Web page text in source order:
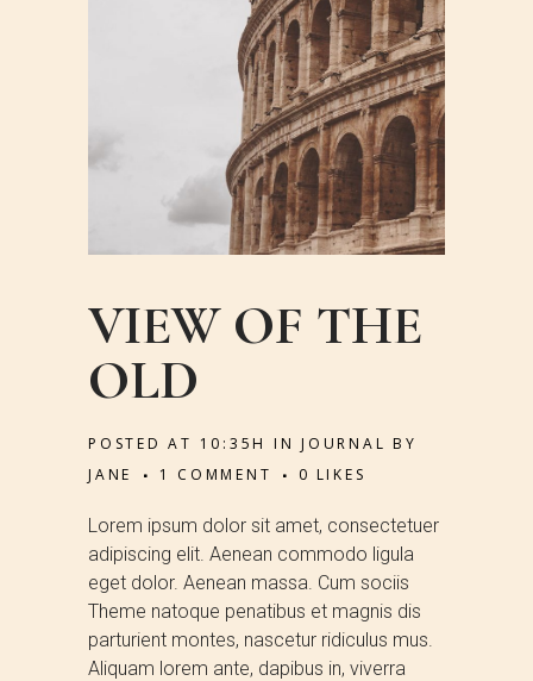
VIEW OF THE
OLD
POSTED AT 10:35H INJOURNAL BY
JANE
1 COMMENT 0 LIKES
Lorem ipsum dolor sit amet, consectetuer
adipiscing elit. Aenean commodo ligula
eget dolor. Aenean massa. Cum sociis
Theme natoque penatibus et magnis dis
parturient montes, nascetur ridiculus mus.
Aliquam lorem ante, dapibus in, viverra